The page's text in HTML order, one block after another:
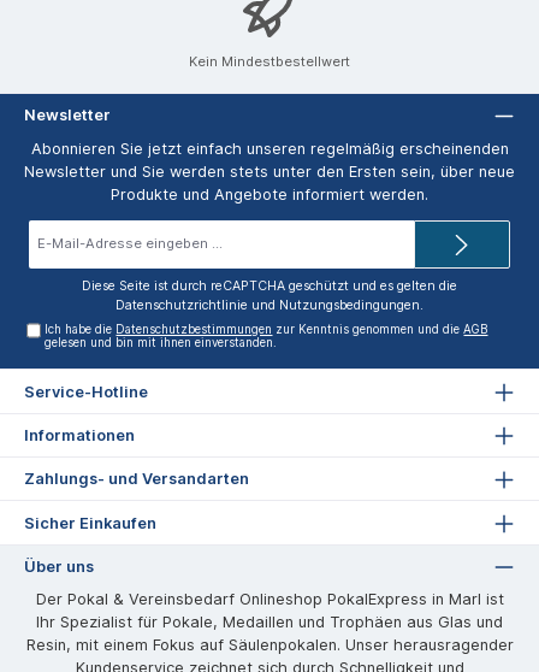
Kein Mindestbestellwert
Newsletter
Abonnieren Sie jetzt einfach unseren regelmäßig erscheinenden
Newsletter und Sie werden stets unter den Ersten sein, über neue
Produkte und Angebote informiert werden.
Diese Seite ist durch reCAPTCHA geschützt und es gelten die
Datenschutzrichtlinie und Nutzungsbedingungen.
Ich habe die Datenschutzbestimmungen zur Kenntnis genommen und dieAGB
gelesen und bin mit ihnen einverstanden.
Service-Hotline
Informationen
Zahlungs- und Versandarten
Sicher Einkaufen
Über uns
Der Pokal & Vereinsbedarf Onlineshop PokalExpress in Marl ist
Ihr Spezialist für Pokale, Medaillen und Trophäen aus Glas und
Resin, mit einem Fokus auf Säulenpokalen. Unser herausragender
Kundenservice zeichnet sich durch Schnelligkeit und